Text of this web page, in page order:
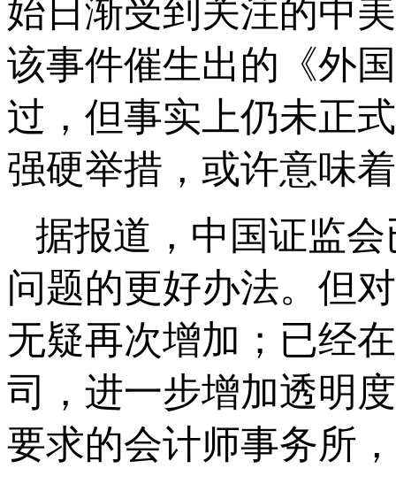
始日渐受到关注的中
该事件催生出的《外
过，但事实上仍未正
强硬举措，或许意味
据报道，中国证监
问题的更好办法。但
无疑再次增加；已经
司，进一步增加透明
要求的会计师事务所